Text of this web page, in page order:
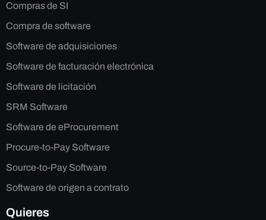
Compras de SI
Compra de software
Software de adquisiciones
Software de facturación electrónica
Software de licitación
SRM Software
Software de eProcurement
Procure-to-Pay Software
Source-to-Pay Software
Software de origen a contrato
Quieres